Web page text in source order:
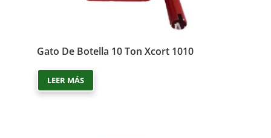
Gato De Botella 10 Ton Xcort 1010
LEER MÁS